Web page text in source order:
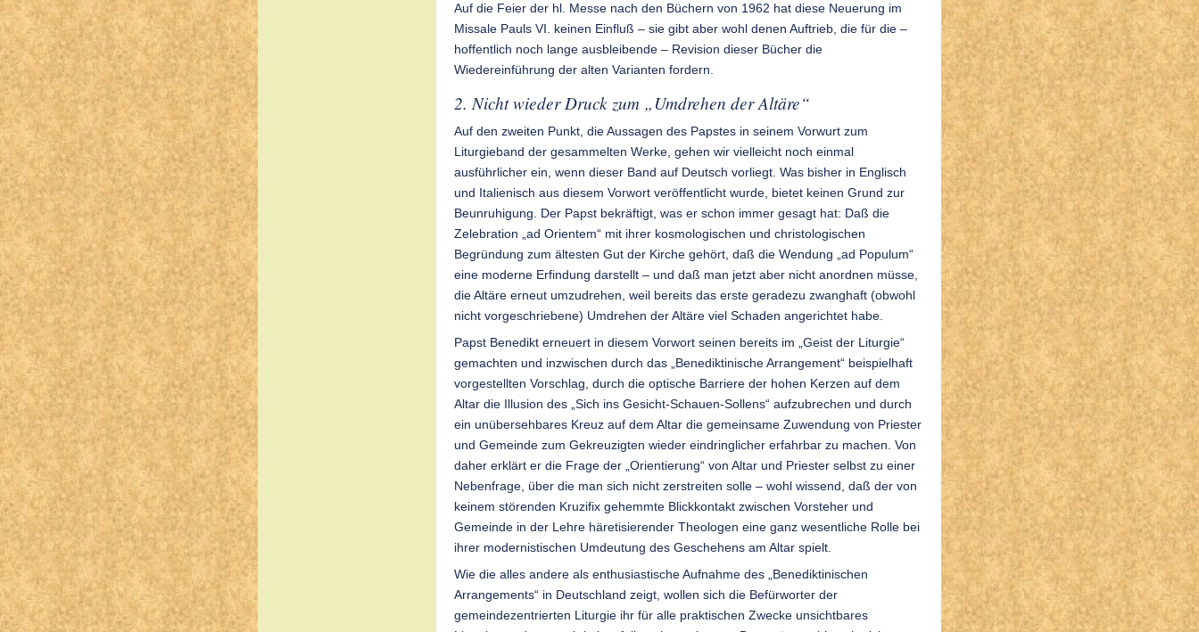
Auf die Feier der hl. Messe nach den Büchern von 1962 hat diese Neuerung im
Missale Pauls VI. keinen Einfluß – sie gibt aber wohl denen Auftrieb, die für die –
hoffentlich noch lange ausbleibende – Revision dieser Bücher die
Wiedereinführung der alten Varianten fordern.
2. Nicht wieder Druck zum „Umdrehen der Altäre“
Auf den zweiten Punkt, die Aussagen des Papstes in seinem Vorwurt zum
Liturgieband der gesammelten Werke, gehen wir vielleicht noch einmal
ausführlicher ein, wenn dieser Band auf Deutsch vorliegt. Was bisher in Englisch
und Italienisch aus diesem Vorwort veröffentlicht wurde, bietet keinen Grund zur
Beunruhigung. Der Papst bekräftigt, was er schon immer gesagt hat: Daß die
Zelebration „ad Orientem“ mit ihrer kosmologischen und christologischen
Begründung zum ältesten Gut der Kirche gehört, daß die Wendung „ad Populum“
eine moderne Erfindung darstellt – und daß man jetzt aber nicht anordnen müsse,
die Altäre erneut umzudrehen, weil bereits das erste geradezu zwanghaft (obwohl
nicht vorgeschriebene) Umdrehen der Altäre viel Schaden angerichtet habe.
Papst Benedikt erneuert in diesem Vorwort seinen bereits im „Geist der Liturgie“
gemachten und inzwischen durch das „Benediktinische Arrangement“ beispielhaft
vorgestellten Vorschlag, durch die optische Barriere der hohen Kerzen auf dem
Altar die Illusion des „Sich ins Gesicht-Schauen-Sollens“ aufzubrechen und durch
ein unübersehbares Kreuz auf dem Altar die gemeinsame Zuwendung von Priester
und Gemeinde zum Gekreuzigten wieder eindringlicher erfahrbar zu machen. Von
daher erklärt er die Frage der „Orientierung“ von Altar und Priester selbst zu einer
Nebenfrage, über die man sich nicht zerstreiten solle – wohl wissend, daß der von
keinem störenden Kruzifix gehemmte Blickkontakt zwischen Vorsteher und
Gemeinde in der Lehre häretisierender Theologen eine ganz wesentliche Rolle bei
ihrer modernistischen Umdeutung des Geschehens am Altar spielt.
Wie die alles andere als enthusiastische Aufnahme des „Benediktinischen
Arrangements“ in Deutschland zeigt, wollen sich die Befürworter der
gemeindezentrierten Liturgie ihr für alle praktischen Zwecke unsichtbares